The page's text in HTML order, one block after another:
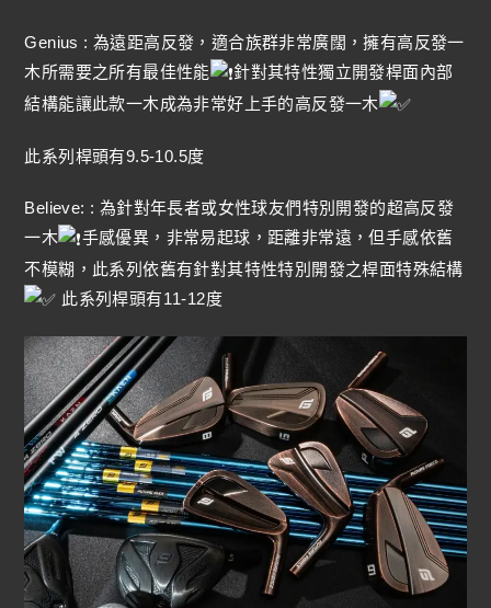
Genius : 為遠距高反發，適合族群非常廣闊，擁有高反發一
木所需要之所有最佳性能
針對其特性獨立開發桿面內部
結構能讓此款一木成為非常好上手的高反發一木
此系列桿頭有9.5-10.5度
Believe: : 為針對年長者或女性球友們特別開發的超高反發
一木
手感優異，非常易起球，距離非常遠，但手感依舊
不模糊，此系列依舊有針對其特性特別開發之桿面特殊結構
此系列桿頭有11-12度